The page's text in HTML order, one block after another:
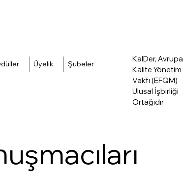
Üyelik Şubeler
KalDer, Avrupa
Kalite Yönetim
Vakfı (EFQM)
Ulusal İşbirliği
Ortağıdır